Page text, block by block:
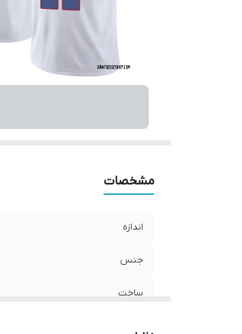
مشخصات
اندازه
جنس
ساخت